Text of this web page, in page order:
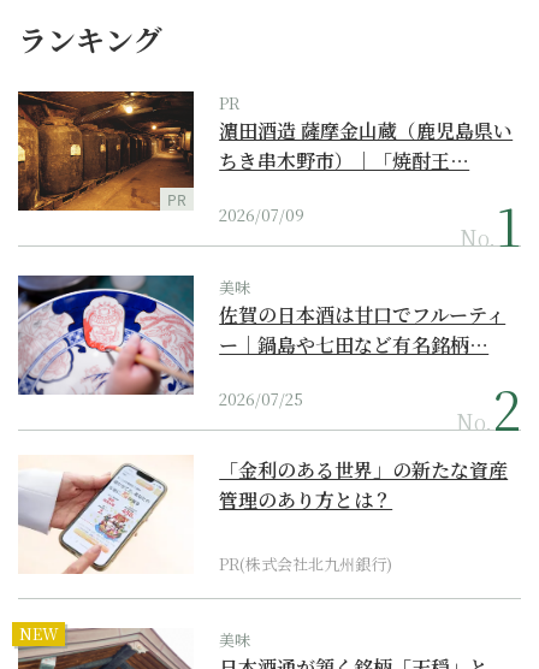
ランキング
PR
PR
濵田酒造 薩摩金山蔵（鹿児島県い
ちき串木野市）｜「焼酎王…
2026/07/09
No.
美味
佐賀の日本酒は甘口でフルーティ
ー｜鍋島や七田など有名銘柄…
2026/07/25
No.
「金利のある世界」の新たな資産
管理のあり方とは？
PR(株式会社北九州銀行)
NEW 美味